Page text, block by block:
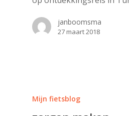
janboomsma
27 maart 2018
Mijn fietsblog